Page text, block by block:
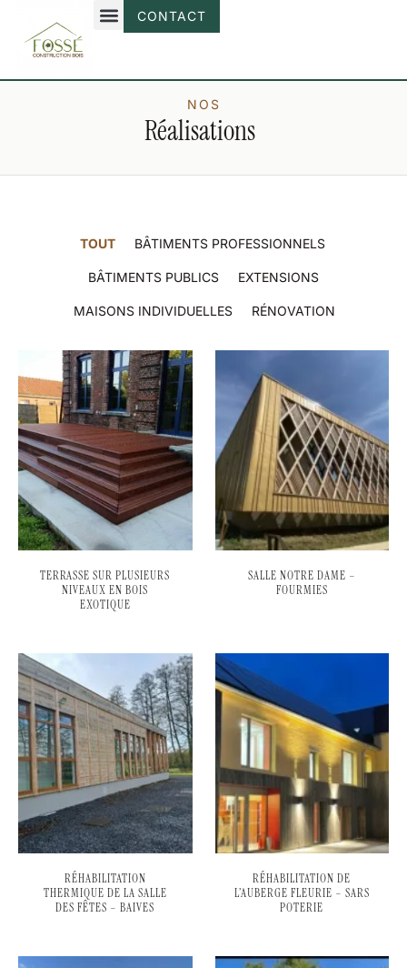
CONTACT
NOS
Réalisations
TOUT BÂTIMENTS PROFESSIONNELS
BÂTIMENTS PUBLICS EXTENSIONS
MAISONS INDIVIDUELLES RÉNOVATION
TERRASSE SUR PLUSIEURS
NIVEAUX EN BOIS
EXOTIQUE
SALLE NOTRE DAME –
FOURMIES
RÉHABILITATION
THERMIQUE DE LA SALLE
DES FÊTES – BAIVES
RÉHABILITATION DE
L’AUBERGE FLEURIE – SARS
POTERIE